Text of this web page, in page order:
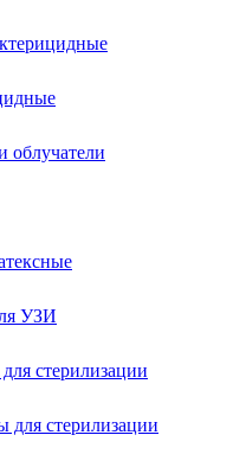
облучатели
УЗИ
стерилизации
для стерилизации